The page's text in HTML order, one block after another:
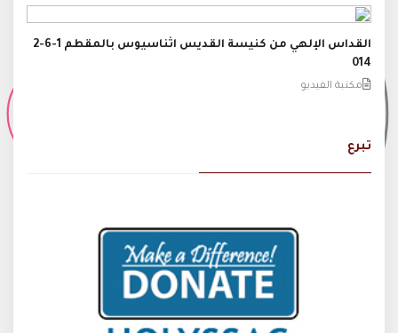
القداس الإلهي من كنيسة القديس اثناسيوس بالمقطم 1-6-2
014
مكتبة الفيديو
تبرع